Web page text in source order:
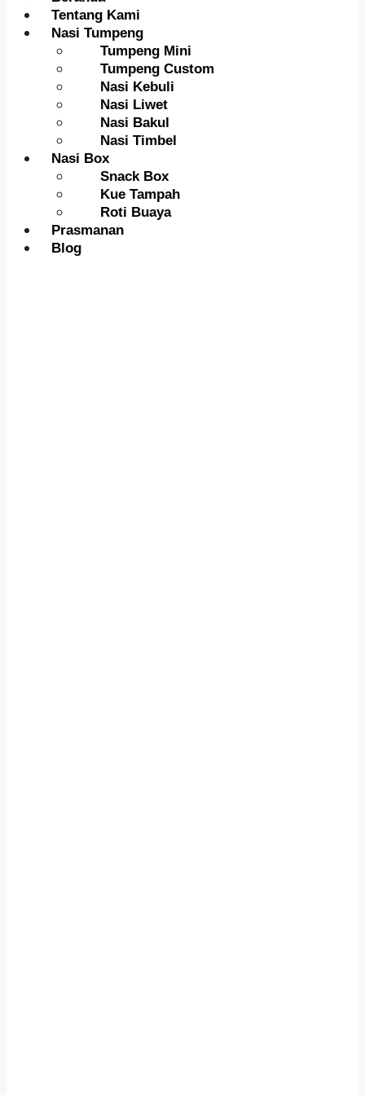
Tentang Kami
Nasi Tumpeng
Tumpeng Mini
Tumpeng Custom
Nasi Kebuli
Nasi Liwet
Nasi Bakul
Nasi Timbel
Nasi Box
Snack Box
Kue Tampah
Roti Buaya
Prasmanan
Blog